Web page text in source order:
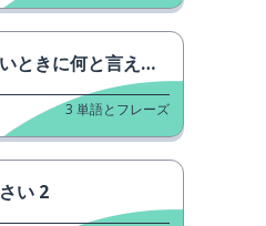
何と言えばいいですか
3 単語とフレーズ
い 2